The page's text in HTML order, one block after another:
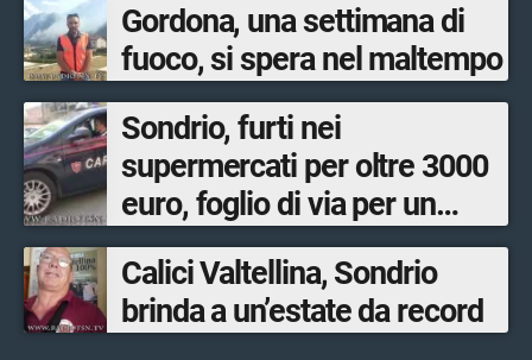
Gordona, una settimana di
fuoco, si spera nel maltempo
Sondrio, furti nei
supermercati per oltre 3000
euro, foglio di via per un
ventinovenne
Calici Valtellina, Sondrio
brinda a un’estate da record